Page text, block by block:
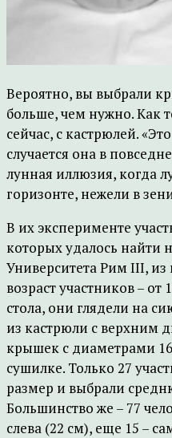
Вероятно, вы выбрали
больше, чем нужно. Как
сейчас, с кастрюлей.
случается она в
лунная иллюзия, когда
горизонте, нежели в
В их эксперименте
которых удалось найти
Университета Рим III,
возраст участников – от
стола, они глядели на
из кастрюли с верхним
крышек с диаметрами
сушилке. Только 27
размер и выбрали
Большинство же – 77
слева (22 см), еще 15 –